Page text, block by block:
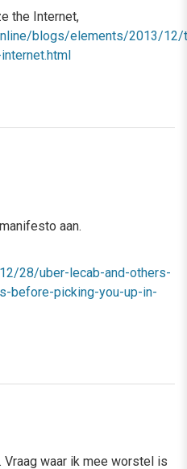
the Internet,
blogs/elements/2013/12/
aan.
28/uber-lecab-and-others-
before-picking-you-up-in-
Vraag waar ik mee worstel is